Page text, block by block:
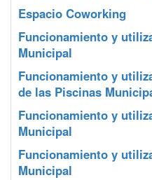
Espacio Coworking
Funcionamiento y
Municipal
Funcionamiento y
de las Piscinas
Funcionamiento y
Municipal
Funcionamiento y
Municipal